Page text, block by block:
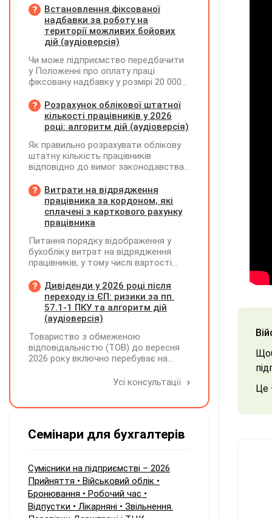
Це
Чи потрібно для цього брати дані
станом на 01.01.2026 р.? Якщо до
окремих верстатів групи 4
застосовується прискорена
вартість усіх таких верстатів на
початок і кінець звітного періоду?
При цьому щодо частини верстатів
прискореної амортизації прийнято з
01.01.2025 р., а щодо інших — з
01.01.2026 р.
Встановлення фіксованої
надбавки за роботу на
території можливих бойових
дій (аудіоверсія)
Чи може підприємство передбачити
у Положенні про оплату праці
фіксовану надбавку у розмірі 20 000
бойових дій, якщо для окремих
посад вона перевищуватиме 50%
посадового окладу?
Розрахунок облікової штатної
кількості працівників у 2026
році: алгоритм дій (аудіоверсія)
Як правильно розрахувати облікову
штатну кількість працівників
відповідно до вимог законодавства
Витрати на відрядження
працівника за кордоном, які
сплачені з карткового рахунку
працівника
Питання порядку відображення у
бухобліку витрат на відрядження
працівників, у тому числі вартості
карткового рахунку працівника та
підтвердження таких операцій
первинними документами, належать
до компетенції Мінфіну
Дивіденди у 2026 році після
переходу із ЄП: ризики за пп.
57.1-1 ПКУ та алгоритм дій
(аудіоверсія)
Товариство з обмеженою
відповідальністю (ТОВ) до вересня
2026 року включно перебуває на
(єдиний податок, 3 група, ставка 5%,
прибуток). За результатами
системі) підприємство отримало
чистий прибуток, сума
нерозподіленого прибутку в балансі
становить 18 млн грн. Наприкінці
2026 року (вже після переходу на
Усі консультації
Семінари для бухгалтерів
Сумісники на підприємстві – 2026
Прийняття • Військовий облік •
Бронювання • Робочий час •
Відпустки • Лікарняні • Звільнення.